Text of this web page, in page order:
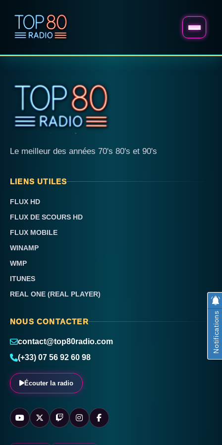
Le meilleur des années 70's 80's et 90's
LIENS UTILES
FLUX HD
FLUX DE SCOURS HD
FLUX MOBILE
WINAMP
WMP
ITUNES
REAL ONE (REAL PLAYER)
NOUS CONTACTER
contact@top80radio.com
(+33) 07 56 92 60 98
Écouter la radio
Notifications